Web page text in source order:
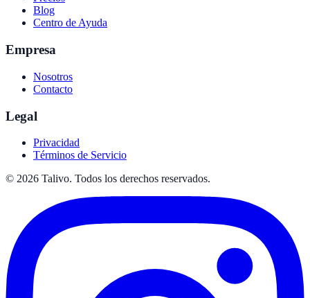
Blog
Centro de Ayuda
Empresa
Nosotros
Contacto
Legal
Privacidad
Términos de Servicio
© 2026 Talivo. Todos los derechos reservados.